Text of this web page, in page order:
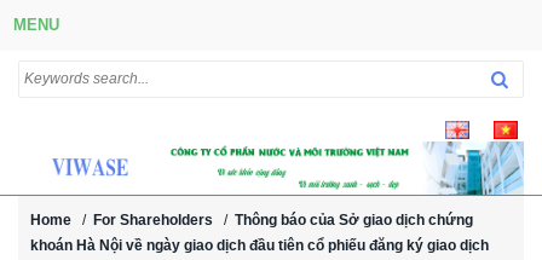
MENU
Home / For Shareholders / Thông báo của Sở giao dịch chứng
khoán Hà Nội về ngày giao dịch đầu tiên cổ phiếu đăng ký giao dịch